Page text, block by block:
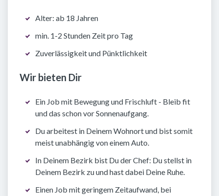
Alter: ab 18 Jahren
min. 1-2 Stunden Zeit pro Tag
Zuverlässigkeit und Pünktlichkeit
Wir bieten Dir
Ein Job mit Bewegung und Frischluft - Bleib fit
und das schon vor Sonnenaufgang.
Du arbeitest in Deinem Wohnort und bist somit
meist unabhängig von einem Auto.
In Deinem Bezirk bist Du der Chef: Du stellst in
Deinem Bezirk zu und hast dabei Deine Ruhe.
Einen Job mit geringem Zeitaufwand, bei